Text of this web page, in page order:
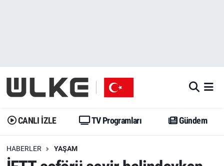
CANLI İZLE TV Programları Gündem
HABERLER YAŞAM
Gündem
Dünya
Gündem
Trend
İstanbul Namaz Vakitleri
Trafik Durumu